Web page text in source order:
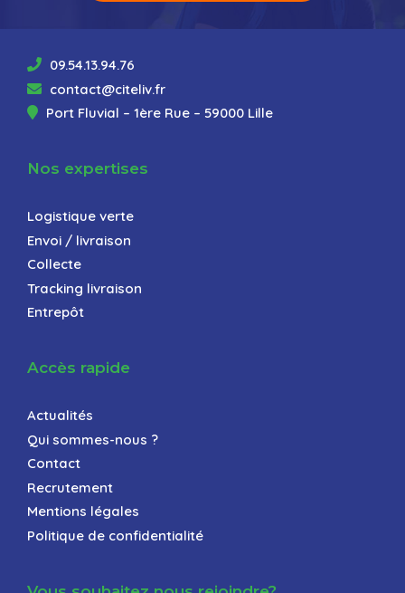
09.54.13.94.76
contact@citeliv.fr
Port Fluvial – 1ère Rue – 59000 Lille
Nos expertises
Logistique verte
Envoi / livraison
Collecte
Tracking livraison
Entrepôt
Accès rapide
Actualités
Qui sommes-nous ?
Contact
Recrutement
Mentions légales
Politique de confidentialité